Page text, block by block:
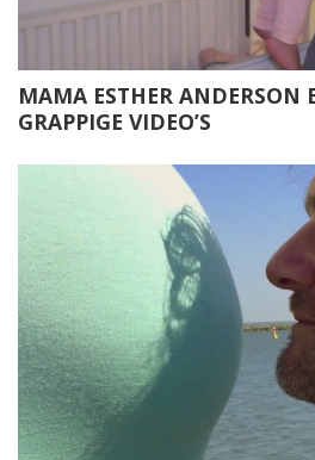
MAMA ESTHER ANDERSON
GRAPPIGE VIDEO’S